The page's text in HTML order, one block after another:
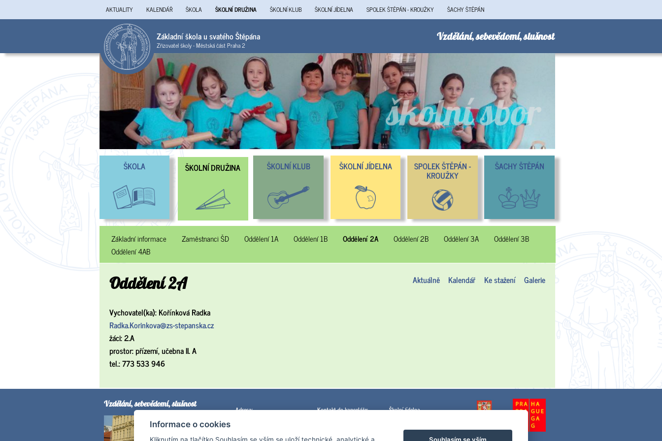
AKTUALITY KALENDÁŘ ŠKOLA ŠKOLNÍ DRUŽINA ŠKOLNÍ KLUB ŠKOLNÍ JÍDELNA SPOLEK ŠTĚPÁN - KROUŽKY ŠACHY ŠTĚPÁN
Vzdělání, sebevědomí, slušnost
Základní škola u svatého Štěpána
Zřizovatel školy - Městská část Praha 2
ŠKOLA ŠKOLNÍ DRUŽINA ŠKOLNÍ KLUB ŠKOLNÍ JÍDELNA SPOLEK ŠTĚPÁN -
KROUŽKY
ŠACHY ŠTĚPÁN
Základní informace Zaměstnanci ŠD Oddělení 1A Oddělení 1B Oddělení 2A Oddělení 2B Oddělení 3A
Oddělení 3B
Oddělení 4AB
Aktuálně Kalendář Ke stažení Galerie
Oddělení 2A
Vychovatel(ka): Kořínková Radka
Radka.Korinkova@zs-stepanska.cz
žáci: 2.A
prostor: přízemí, učebna II. A
tel.: 773 533 946
Vzdělání, sebevědomí, slušnost
Adresa:
120 00 Praha 2
Kontakt do kanceláře:
E-mail: info@zs-stepanska.cz
Školní jídelna
120 00 Praha 2
tel. 224 262 152
Informace o cookies